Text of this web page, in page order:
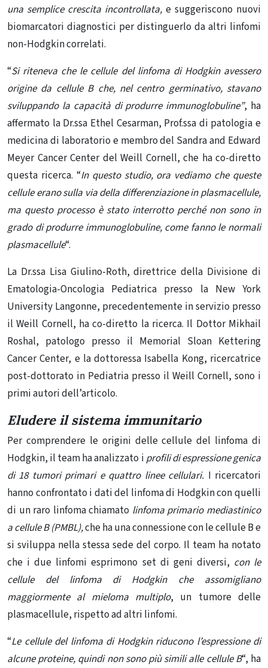
una semplice crescita incontrollata, e suggeriscono nuovi
biomarcatori diagnostici per distinguerlo da altri linfomi
non-Hodgkin correlati.
“Si riteneva che le cellule del linfoma di Hodgkin avessero
origine da cellule B che, nel centro germinativo, stavano
sviluppando la capacità di produrre immunoglobuline”, ha
affermato la Dr.ssa Ethel Cesarman, Prof.ssa di patologia e
medicina di laboratorio e membro del Sandra and Edward
Meyer Cancer Center del Weill Cornell, che ha co-diretto
questa ricerca. “In questo studio, ora vediamo che queste
cellule erano sulla via della differenziazione in plasmacellule,
ma questo processo è stato interrotto perché non sono in
grado di produrre immunoglobuline, come fanno le normali
plasmacellule“.
La Dr.ssa Lisa Giulino-Roth, direttrice della Divisione di
Ematologia-Oncologia Pediatrica presso la New York
University Langonne, precedentemente in servizio presso
il Weill Cornell, ha co-diretto la ricerca. Il Dottor Mikhail
Roshal, patologo presso il Memorial Sloan Kettering
Cancer Center, e la dottoressa Isabella Kong, ricercatrice
post-dottorato in Pediatria presso il Weill Cornell, sono i
primi autori dell’articolo.
Eludere il sistema immunitario
Per comprendere le origini delle cellule del linfoma di
Hodgkin, il team ha analizzato i profili di espressione genica
di 18 tumori primari e quattro linee cellulari. I ricercatori
hanno confrontato i dati del linfoma di Hodgkin con quelli
di un raro linfoma chiamato linfoma primario mediastinico
a cellule B (PMBL),che ha una connessione con le cellule B e
si sviluppa nella stessa sede del corpo. Il team ha notato
che i due linfomi esprimono set di geni diversi, con le
cellule del linfoma di Hodgkin che assomigliano
maggiormente al mieloma multiplo, un tumore delle
plasmacellule, rispetto ad altri linfomi.
“Le cellule del linfoma di Hodgkin riducono l’espressione di
alcune proteine, quindi non sono più simili alle cellule B“, ha